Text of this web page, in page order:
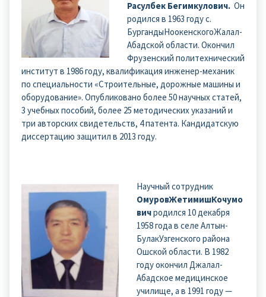
Расулбек Бегимкулович. Он
родился в 1963 году с.
БургандыНоокенскогоЖалал-
Абадской области. Окончил
Фрузенский политехнический
институт в 1986 году, квалификация инженер-механик
по специальности «Строительные, дорожные машины и
оборудование». Опубликовано более 50 научных статей,
3 учебных пособий, более 25 методических указаний и
три авторских свидетельств, 4 патента. Кандидатскую
диссертацию защитил в 2013 году.
Научный сотрудник
ОмуровЖетимишКочумо
вичродился 10 декабря
1958 года в селе Алтын-
БулакУзгенского района
Ошской области. В 1982
году окончил Джалал-
Абадское медицинское
училище, а в 1991 году —